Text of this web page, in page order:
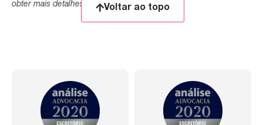
obter mais detalhes.
Voltar ao topo